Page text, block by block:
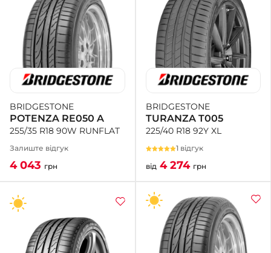
BRIDGESTONE
POTENZA RE050 A
255/35 R18 90W RUNFLAT
Залиште відгук
4 043 грн
BRIDGESTONE
TURANZA T005
225/40 R18 92Y XL
1 відгук
від 4 274 грн